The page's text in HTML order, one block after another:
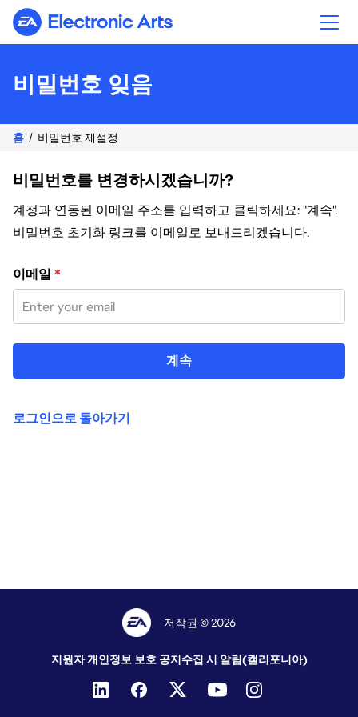
Electronic Arts
비밀번호 잊음
홈 비밀번호 재설정
비밀번호를 변경하시겠습니까?
계정과 연동된 이메일 주소를 입력하고 클릭하세요: "계속".
비밀번호 초기화 링크를 이메일로 보내드리겠습니다.
이메일 주소로 비밀번호 재설정
이메일 *
계속
로그인으로 돌아가기
저작권 © 2026
지원자 개인정보 보호 공지수집 시 알림(캘리포니아)